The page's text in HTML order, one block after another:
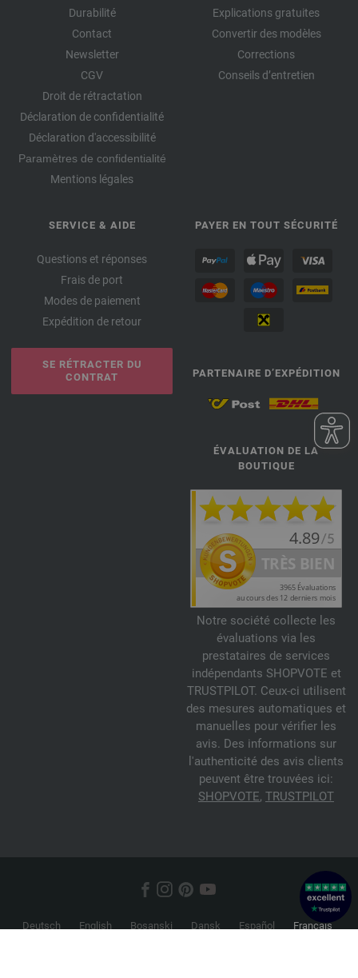
Durabilité
Contact
Newsletter
CGV
Droit de rétractation
Déclaration de confidentialité
Déclaration d'accessibilité
Paramètres de confidentialité
Mentions légales
Explications gratuites
Convertir des modèles
Corrections
Conseils d’entretien
SERVICE & AIDE
Questions et réponses
Frais de port
Modes de paiement
Expédition de retour
SE RÉTRACTER DU
CONTRAT
PAYER EN TOUT SÉCURITÉ
PARTENAIRE D’EXPÉDITION
ÉVALUATION DE LA
BOUTIQUE
Notre société collecte les
évaluations via les
prestataires de services
indépendants SHOPVOTE et
TRUSTPILOT. Ceux-ci utilisent
des mesures automatiques et
manuelles pour vérifier les
avis. Des informations sur
l'authenticité des avis clients
peuvent être trouvées ici:
SHOPVOTE, TRUSTPILOT
Deutsch English Bosanski Dansk Español
Français